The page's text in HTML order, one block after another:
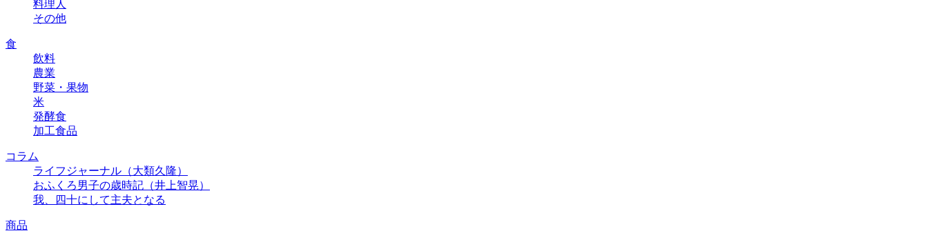
料理人
その他
食
飲料
農業
野菜・果物
米
発酵食
加工食品
コラム
ライフジャーナル（大類久隆）
おふくろ男子の歳時記（井上智晃）
我、四十にして主夫となる
商品